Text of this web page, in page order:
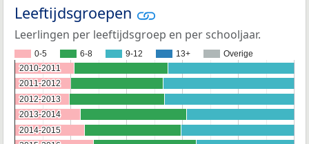
Leeftijdsgroepen
Leerlingen per leeftijdsgroep en per schooljaar.
0-5 6-8 9-12 13+ Overige
2010-2011
2010-2011
2011-2012
2011-2012
2012-2013
2012-2013
2013-2014
2013-2014
2014-2015
2014-2015